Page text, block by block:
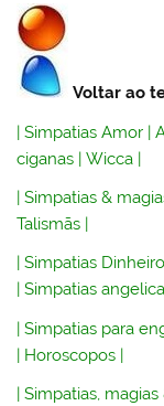
Voltar ao
|Simpatias Amor |
ciganas |Wicca |
|Simpatias &
Talismãs |
|Simpatias
|Simpatias
|Simpatias para
| Horoscopos |
|Simpatias,